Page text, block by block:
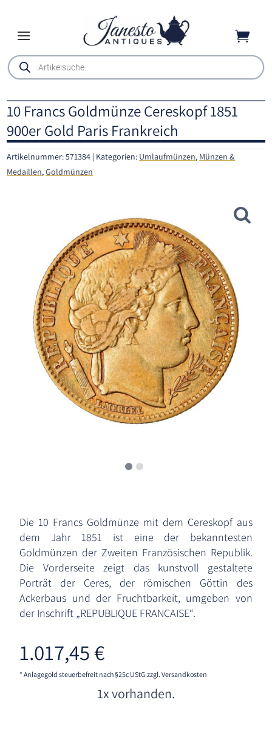

Products
search
10 Francs Goldmünze Cereskopf 1851
900er Gold Paris Frankreich
Artikelnummer:571384 Kategorien: Umlaufmünzen, Münzen &
Medaillen,Goldmünzen
Die 10 Francs Goldmünze mit dem Cereskopf aus
dem Jahr 1851 ist eine der bekanntesten
Goldmünzen der Zweiten Französischen Republik.
Die Vorderseite zeigt das kunstvoll gestaltete
Porträt der Ceres, der römischen Göttin des
Ackerbaus und der Fruchtbarkeit, umgeben von
der Inschrift „REPUBLIQUE FRANÇAISE“.
1.017,45€
* Anlagegold steuerbefreit nach §25c UStG zzgl. Versandkosten
1x vorhanden.